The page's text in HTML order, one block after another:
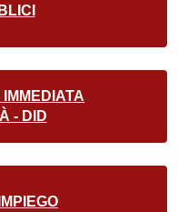
- DID